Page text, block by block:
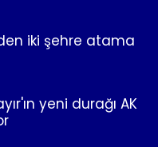
iki şehre atama
yeni durağı AK